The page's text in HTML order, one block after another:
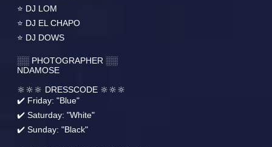
⭐️ DJ LOM
⭐️ DJ EL CHAPO
⭐️ DJ DOWS
░░ PHOTOGRAPHER ░░
NDAMOSE
🔆🔆🔆 DRESSCODE 🔆🔆🔆
✔️ Friday: "Blue"
✔️ Saturday: "White"
✔️ Sunday: "Black"